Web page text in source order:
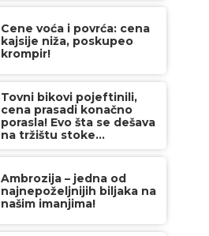
Cene voća i povrća: cena
kajsije niža, poskupeo
krompir!
Tovni bikovi pojeftinili,
cena prasadi konačno
porasla! Evo šta se dešava
na tržištu stoke...
Ambrozija – jedna od
najnepoželjnijih biljaka na
našim imanjima!